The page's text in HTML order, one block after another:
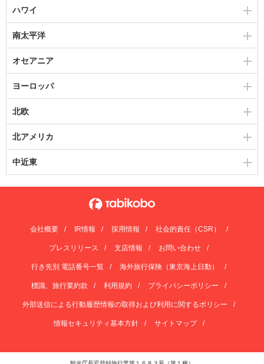
ハワイ
南太平洋
オセアニア
ヨーロッパ
北欧
北アメリカ
中近東
会社概要 IR情報 採用情報 社会的責任（CSR）
プレスリリース 支店情報 お問い合わせ
行き先別 電話番号一覧 海外旅行保険（東京海上日動）
標識、旅行業約款 利用規約 プライバシーポリシー
外部送信による行動履歴情報の取得および利用に関するポリシー
情報セキュリティ基本方針 サイトマップ